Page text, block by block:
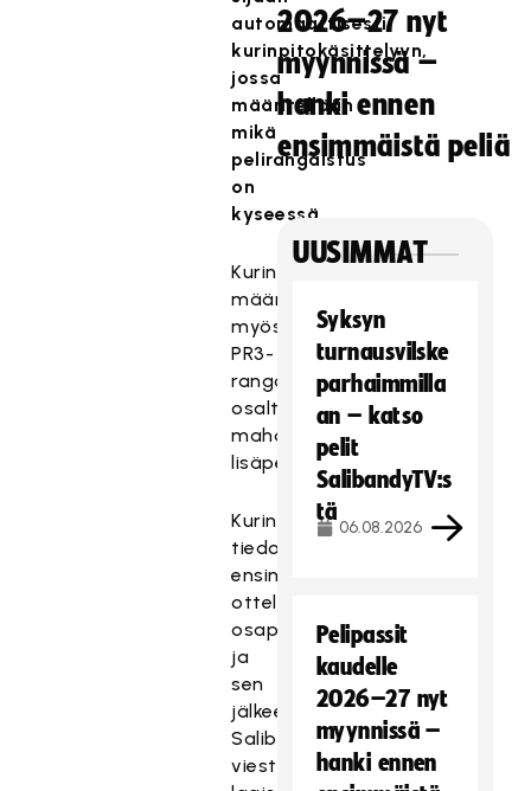
automaattisesti
kurinpitokäsittelyyn,
jossa
määritellään
mikä
pelirangaistus
on
kyseessä.
Kurinpitokäsittelyssä
määritellään
myös
PR3-
rangaistusten
osalta
mahdollinen
lisäpelikielto.
Kurinpitopäätös
tiedotetaan
ensin
ottelun
osapuolille
ja
sen
jälkeen
Salibandyliiton
viestintäkanavissa
2026–27 nyt
myynnissä –
hanki ennen
ensimmäistä peliä
UUSIMMAT
Syksyn
turnausvilske
parhaimmilla
an – katso
pelit
SalibandyTV:s
tä
06.08.2026
Pelipassit
kaudelle
2026–27 nyt
myynnissä –
hanki ennen